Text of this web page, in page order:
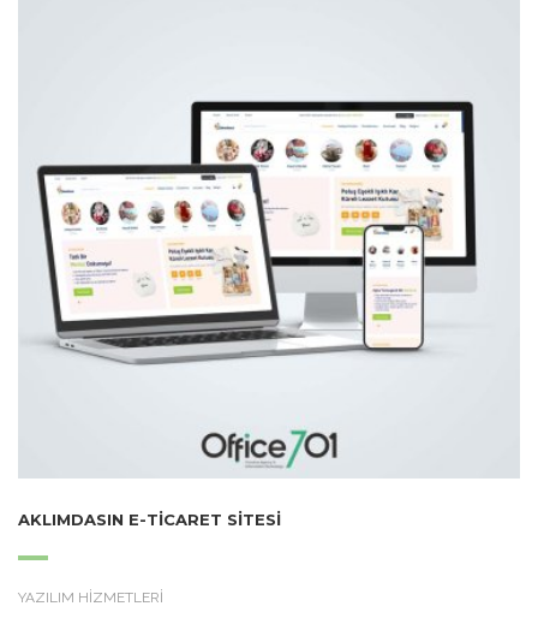
AKLIMDASIN E-TICARET SITESI
YAZILIM HİZMETLERİ